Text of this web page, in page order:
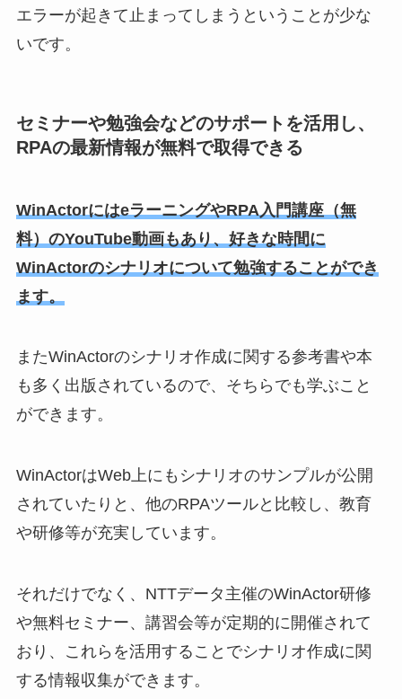
エラーが起きて止まってしまうということが少な
いです。
セミナーや勉強会などのサポートを活用し、
RPAの最新情報が無料で取得できる
WinActorにはeラーニングやRPA入門講座（無
料）のYouTube動画もあり、好きな時間に
WinActorのシナリオについて勉強することができ
ます。
またWinActorのシナリオ作成に関する参考書や本
も多く出版されているので、そちらでも学ぶこと
ができます。
WinActorはWeb上にもシナリオのサンプルが公開
されていたりと、他のRPAツールと比較し、教育
や研修等が充実しています。
それだけでなく、NTTデータ主催のWinActor研修
や無料セミナー、講習会等が定期的に開催されて
おり、これらを活用することでシナリオ作成に関
する情報収集ができます。